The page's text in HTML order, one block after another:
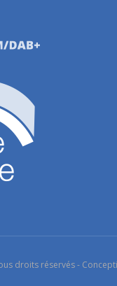
droits réservés -